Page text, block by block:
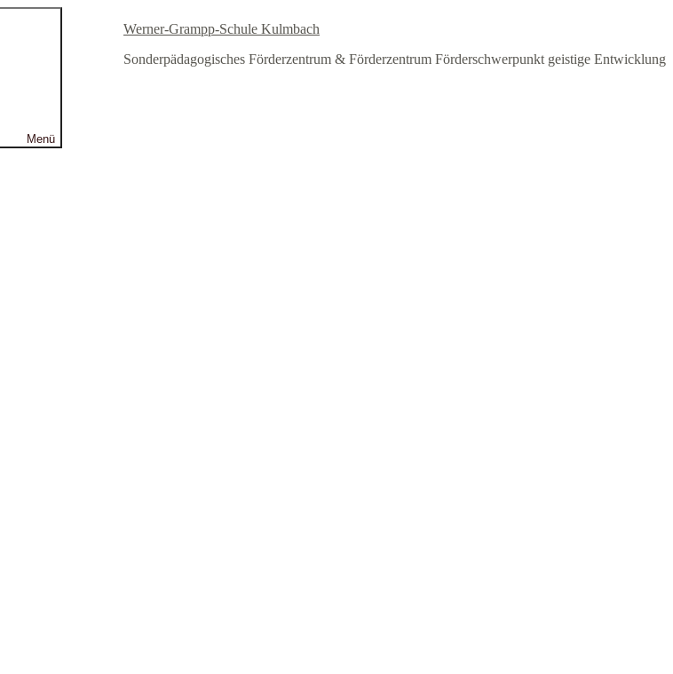
Werner-Grampp-Schule Kulmbach
Sonderpädagogisches Förderzentrum & Förderzentrum Förderschwerpunkt geistige Entwicklung
Menü